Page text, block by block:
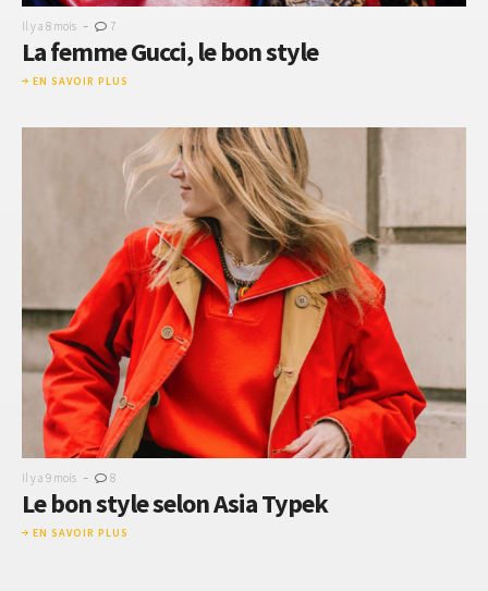
Il y a 8 mois - 7
La femme Gucci, le bon style
EN SAVOIR PLUS
Il y a 9 mois - 8
Le bon style selon Asia Typek
EN SAVOIR PLUS